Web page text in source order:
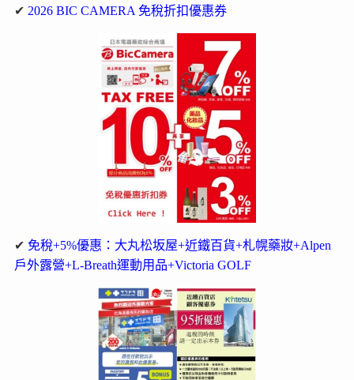
✔ 2026 BIC CAMERA 免稅折扣優惠券
✔ 免稅+5%優惠：大丸松坂屋+近鐵百貨+札幌藥妝+Alpen
戶外露營+L-Breath運動用品+Victoria GOLF